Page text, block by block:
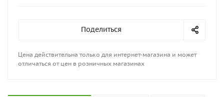
Поделиться
Цена действительна только для интернет-магазина и может
отличаться от цен в розничных магазинах